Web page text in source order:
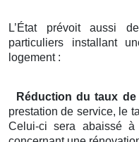
L’État prévoit aussi
particuliers installant
logement :
Réduction du taux de
prestation de service, le
Celui-ci sera abaissé